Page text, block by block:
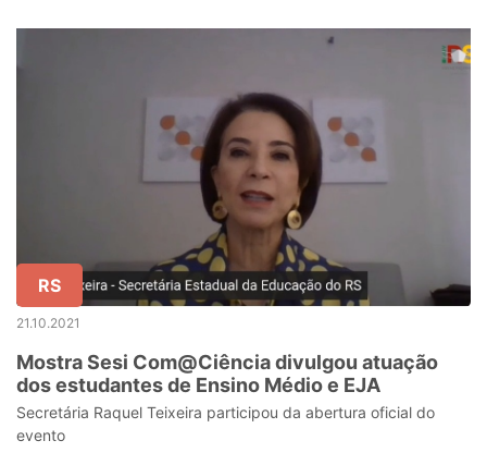
RS
21.10.2021
Mostra Sesi Com@Ciência divulgou atuação
dos estudantes de Ensino Médio e EJA
Secretária Raquel Teixeira participou da abertura oficial do
evento